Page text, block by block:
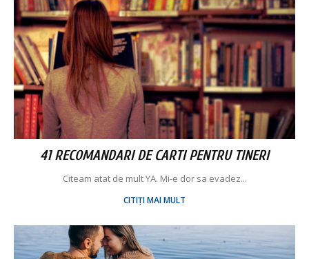
41 RECOMANDARI DE CARTI PENTRU TINERI
Citeam atat de mult YA. Mi-e dor sa evadez...
CITIȚI MAI MULT